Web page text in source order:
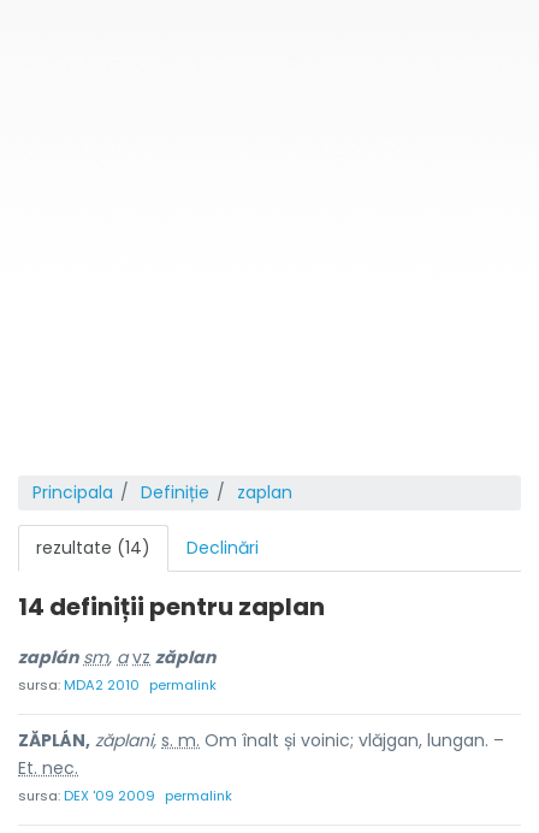
Principala Definiție zaplan
rezultate (14) Declinări
14 definiții pentru zaplan
zaplán sm, a vz zăplan
sursa:MDA2 2010 permalink
ZĂPLÁN, zăplani, s. m. Om înalt și voinic; vlăjgan, lungan. –
Et. nec.
sursa:DEX '09 2009 permalink